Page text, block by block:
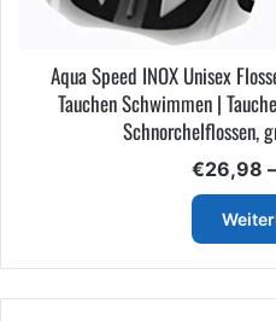
Aqua Speed INOX Unisex
Tauchen Schwimmen |
Schnorchelflossen,
€26,98 –